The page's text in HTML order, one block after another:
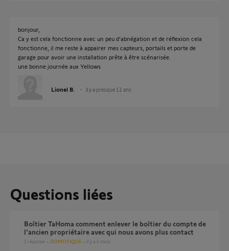
bonjour,
Ca y est cela fonctionne avec un peu d'abnégation et de réflexion cela
fonctionne, il me reste à appairer mes capteurs, portails et porte de
garage pour avoir une installation prête à être scénarisée.
une bonne journée aux Yellows
Lionel B. il y a presque 12 ans
Questions liées
Boîtier TaHoma comment enlever le boîtier du compte de
l’ancien propriétaire avec qui nous avons plus contact
1 réponse DOMOTIQUE il y a 4 mois